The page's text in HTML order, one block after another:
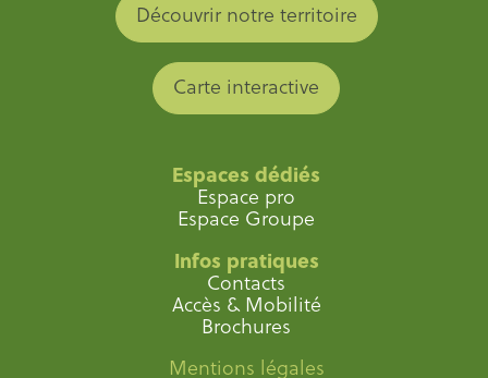
Découvrir notre territoire
Carte interactive
Espaces dédiés
Espace pro
Espace Groupe
Infos pratiques
Contacts
Accès & Mobilité
Brochures
Mentions légales